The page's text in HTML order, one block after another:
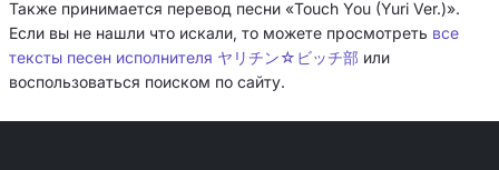
Также принимается перевод песни «Touch You (Yuri Ver.)».
Если вы не нашли что искали, то можете просмотреть все
тексты песен исполнителя ヤリチン☆ビッチ部 или
воспользоваться поиском по сайту.